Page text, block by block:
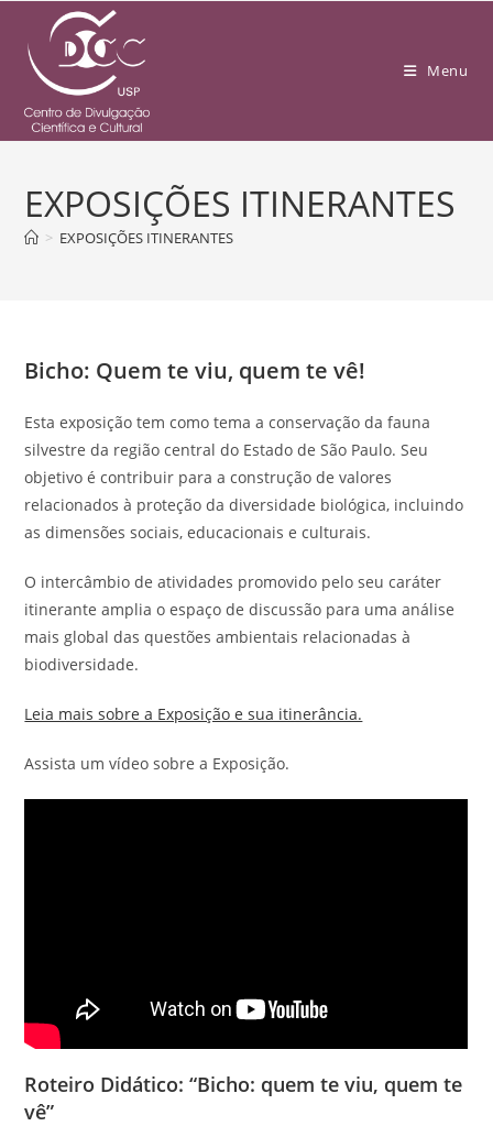
Menu
EXPOSIÇÕES ITINERANTES
> EXPOSIÇÕES ITINERANTES
Bicho: Quem te viu, quem te vê!
Esta exposição tem como tema a conservação da fauna
silvestre da região central do Estado de São Paulo. Seu
objetivo é contribuir para a construção de valores
relacionados à proteção da diversidade biológica, incluindo
as dimensões sociais, educacionais e culturais.
O intercâmbio de atividades promovido pelo seu caráter
itinerante amplia o espaço de discussão para uma análise
mais global das questões ambientais relacionadas à
biodiversidade.
Leia mais sobre a Exposição e sua itinerância.
Assista um vídeo sobre a Exposição.
Roteiro Didático: “Bicho: quem te viu, quem te
vê”